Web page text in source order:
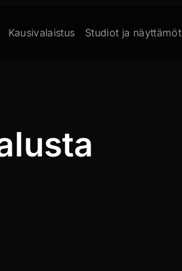
Kausivalaistus Studiot ja näyttämöt